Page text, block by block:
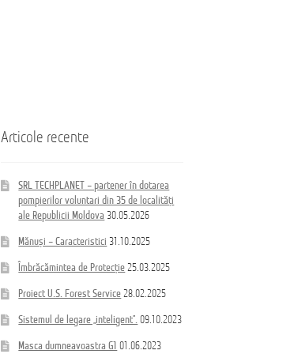
Articole recente
SRL TECHPLANET – partener în dotarea
pompierilor voluntari din 35 de localități
ale Republicii Moldova 30.05.2026
Mănuși – Caracteristici 31.10.2025
Îmbrăcămintea de Protecție 25.03.2025
Proiect U.S. Forest Service 28.02.2025
Sistemul de legare „inteligent”. 09.10.2023
Masca dumneavoastra G1 01.06.2023